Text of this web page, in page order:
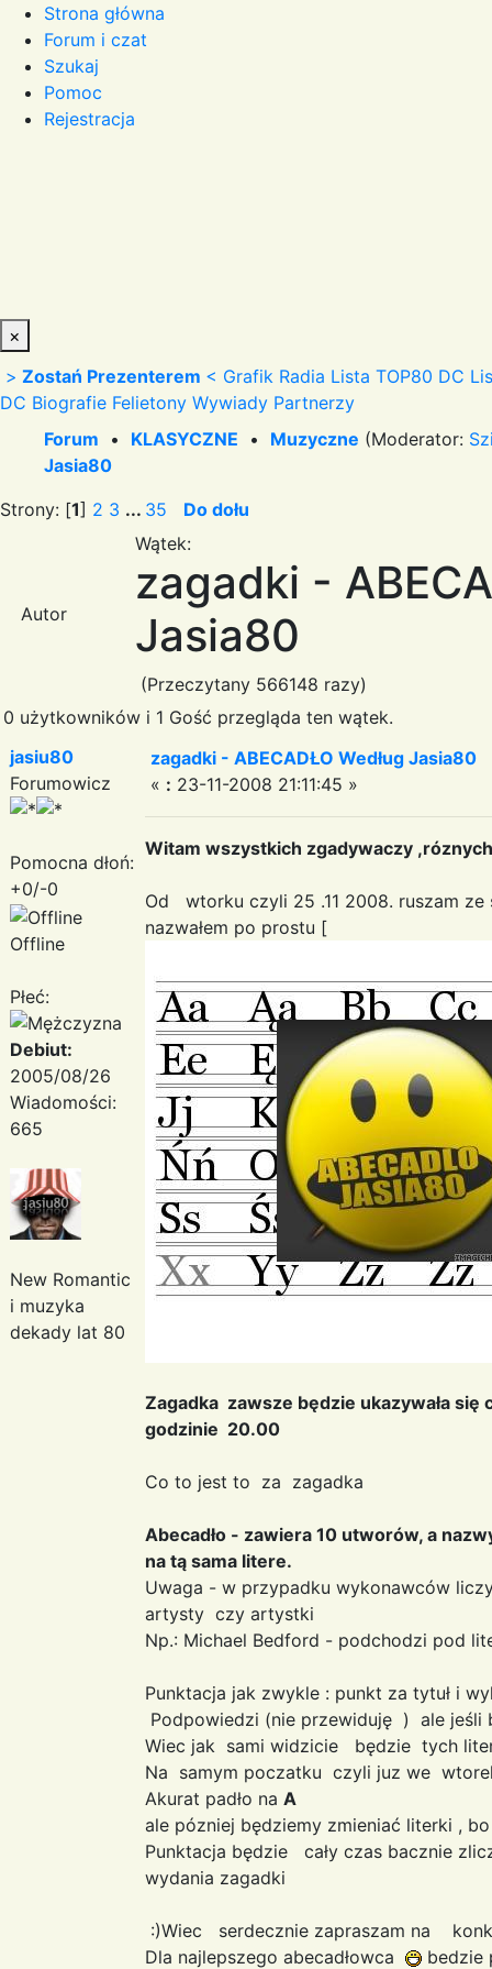
Strona główna
Forum i czat
Szukaj
Pomoc
Rejestracja
×
> Zostań Prezenterem < Grafik Radia Lista TOP80 DC
DC Biografie Felietony Wywiady Partnerzy
Forum • KLASYCZNE • Muzyczne (Moderator:
Jasia80
Strony: [1] 2 3 ... 35 Do dołu
Autor
Wątek:
zagadki -
Jasia80
(Przeczytany 566148 razy)
0 użytkowników i 1 Gość przegląda ten wątek.
jasiu80
Forumowicz
Pomocna dłoń:
+0/-0
Offline
Płeć:
Debiut:
2005/08/26
Wiadomości:
665
New Romantic
i muzyka
dekady lat 80
zagadki - ABECADŁO Według Jasia80
« : 23-11-2008 21:11:45 »
Witam wszystkich zgadywaczy
Od wtorku czyli 25 .11 2008. ruszam
nazwałem po prostu [
Zagadka zawsze będzie ukazywała
godzinie 20.00
Co to jest to za zagadka
Abecadło - zawiera 10 utworów, a
na tą sama litere.
Uwaga - w przypadku wykonawców
artysty czy artystki
Np.: Michael Bedford - podchodzi pod
Punktacja jak zwykle : punkt za tytuł i
Podpowiedzi (nie przewiduję ) ale jeśli
Wiec jak sami widzicie będzie tych
Na samym poczatku czyli juz we
Akurat padło na A
ale pózniej będziemy zmieniać literki ,
Punktacja będzie cały czas bacznie
wydania zagadki
:)Wiec serdecznie zapraszam na
Dla najlepszego abecadłowca
bedzie